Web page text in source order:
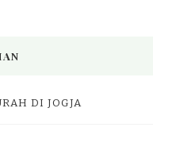
DI JOGJA